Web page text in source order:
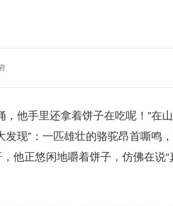
，他手里还拿着饼子在吃呢！”在
发现”：一匹雄壮的骆驼昂首嘶鸣
他正悠闲地嚼着饼子，仿佛在说